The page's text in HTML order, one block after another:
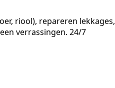
riool), repareren lekkages,
verrassingen. 24/7